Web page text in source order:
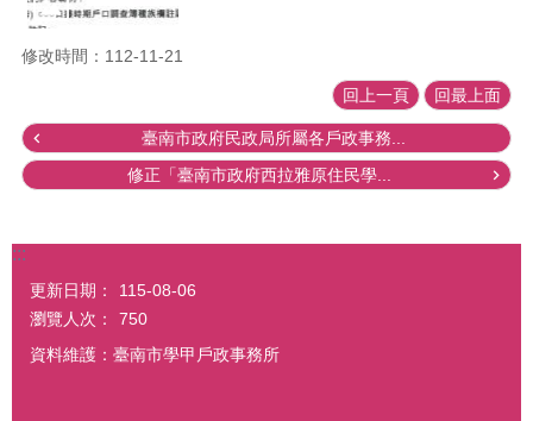
修改時間：112-11-21
回上一頁 回最上面
臺南市政府民政局所屬各戶政事務...
修正「臺南市政府西拉雅原住民學...
:::
更新日期：
115-08-06
瀏覽人次：
750
資料維護：臺南市學甲戶政事務所